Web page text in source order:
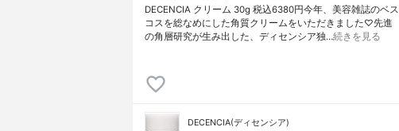
DECENCIA クリーム 30g 税込6380円今年、美容雑誌のベス
コスを総なめにした角質クリームをいただきました♡先進
の角層研究が生み出した、ディセンシア独…続きを見る
DECENCIA(ディセンシア)